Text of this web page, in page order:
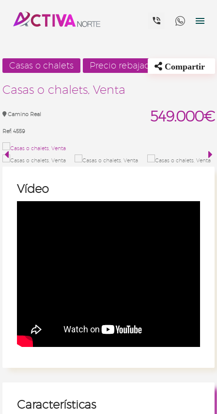


Casas o chalets Precio rebajado
Casas o chalets, Venta
549.000€
Camino Real
Ref: 4559
Compartir
Vídeo
Características